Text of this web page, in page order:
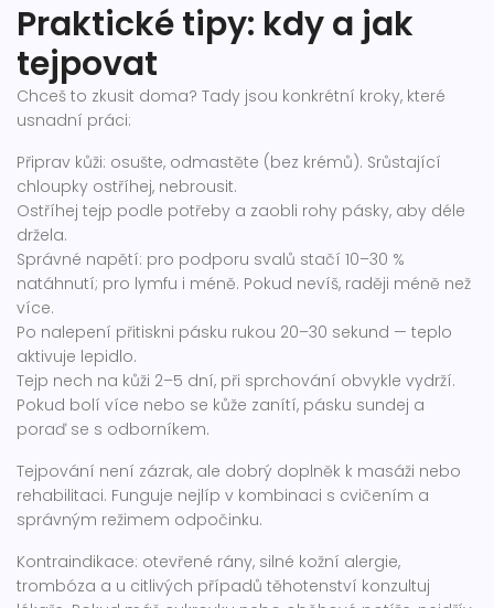
Praktické tipy: kdy a jak
tejpovat
Chceš to zkusit doma? Tady jsou konkrétní kroky, které
usnadní práci:
Připrav kůži: osušte, odmastěte (bez krémů). Srůstající
chloupky ostříhej, nebrousit.
Ostříhej tejp podle potřeby a zaobli rohy pásky, aby déle
držela.
Správné napětí: pro podporu svalů stačí 10–30 %
natáhnutí; pro lymfu i méně. Pokud nevíš, raději méně než
více.
Po nalepení přitiskni pásku rukou 20–30 sekund — teplo
aktivuje lepidlo.
Tejp nech na kůži 2–5 dní, při sprchování obvykle vydrží.
Pokud bolí více nebo se kůže zanítí, pásku sundej a
poraď se s odborníkem.
Tejpování není zázrak, ale dobrý doplněk k masáži nebo
rehabilitaci. Funguje nejlíp v kombinaci s cvičením a
správným režimem odpočinku.
Kontraindikace: otevřené rány, silné kožní alergie,
trombóza a u citlivých případů těhotenství konzultuj